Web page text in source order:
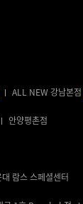
ALL NEW 강남본점
안양평촌점
람스 스페셜센터